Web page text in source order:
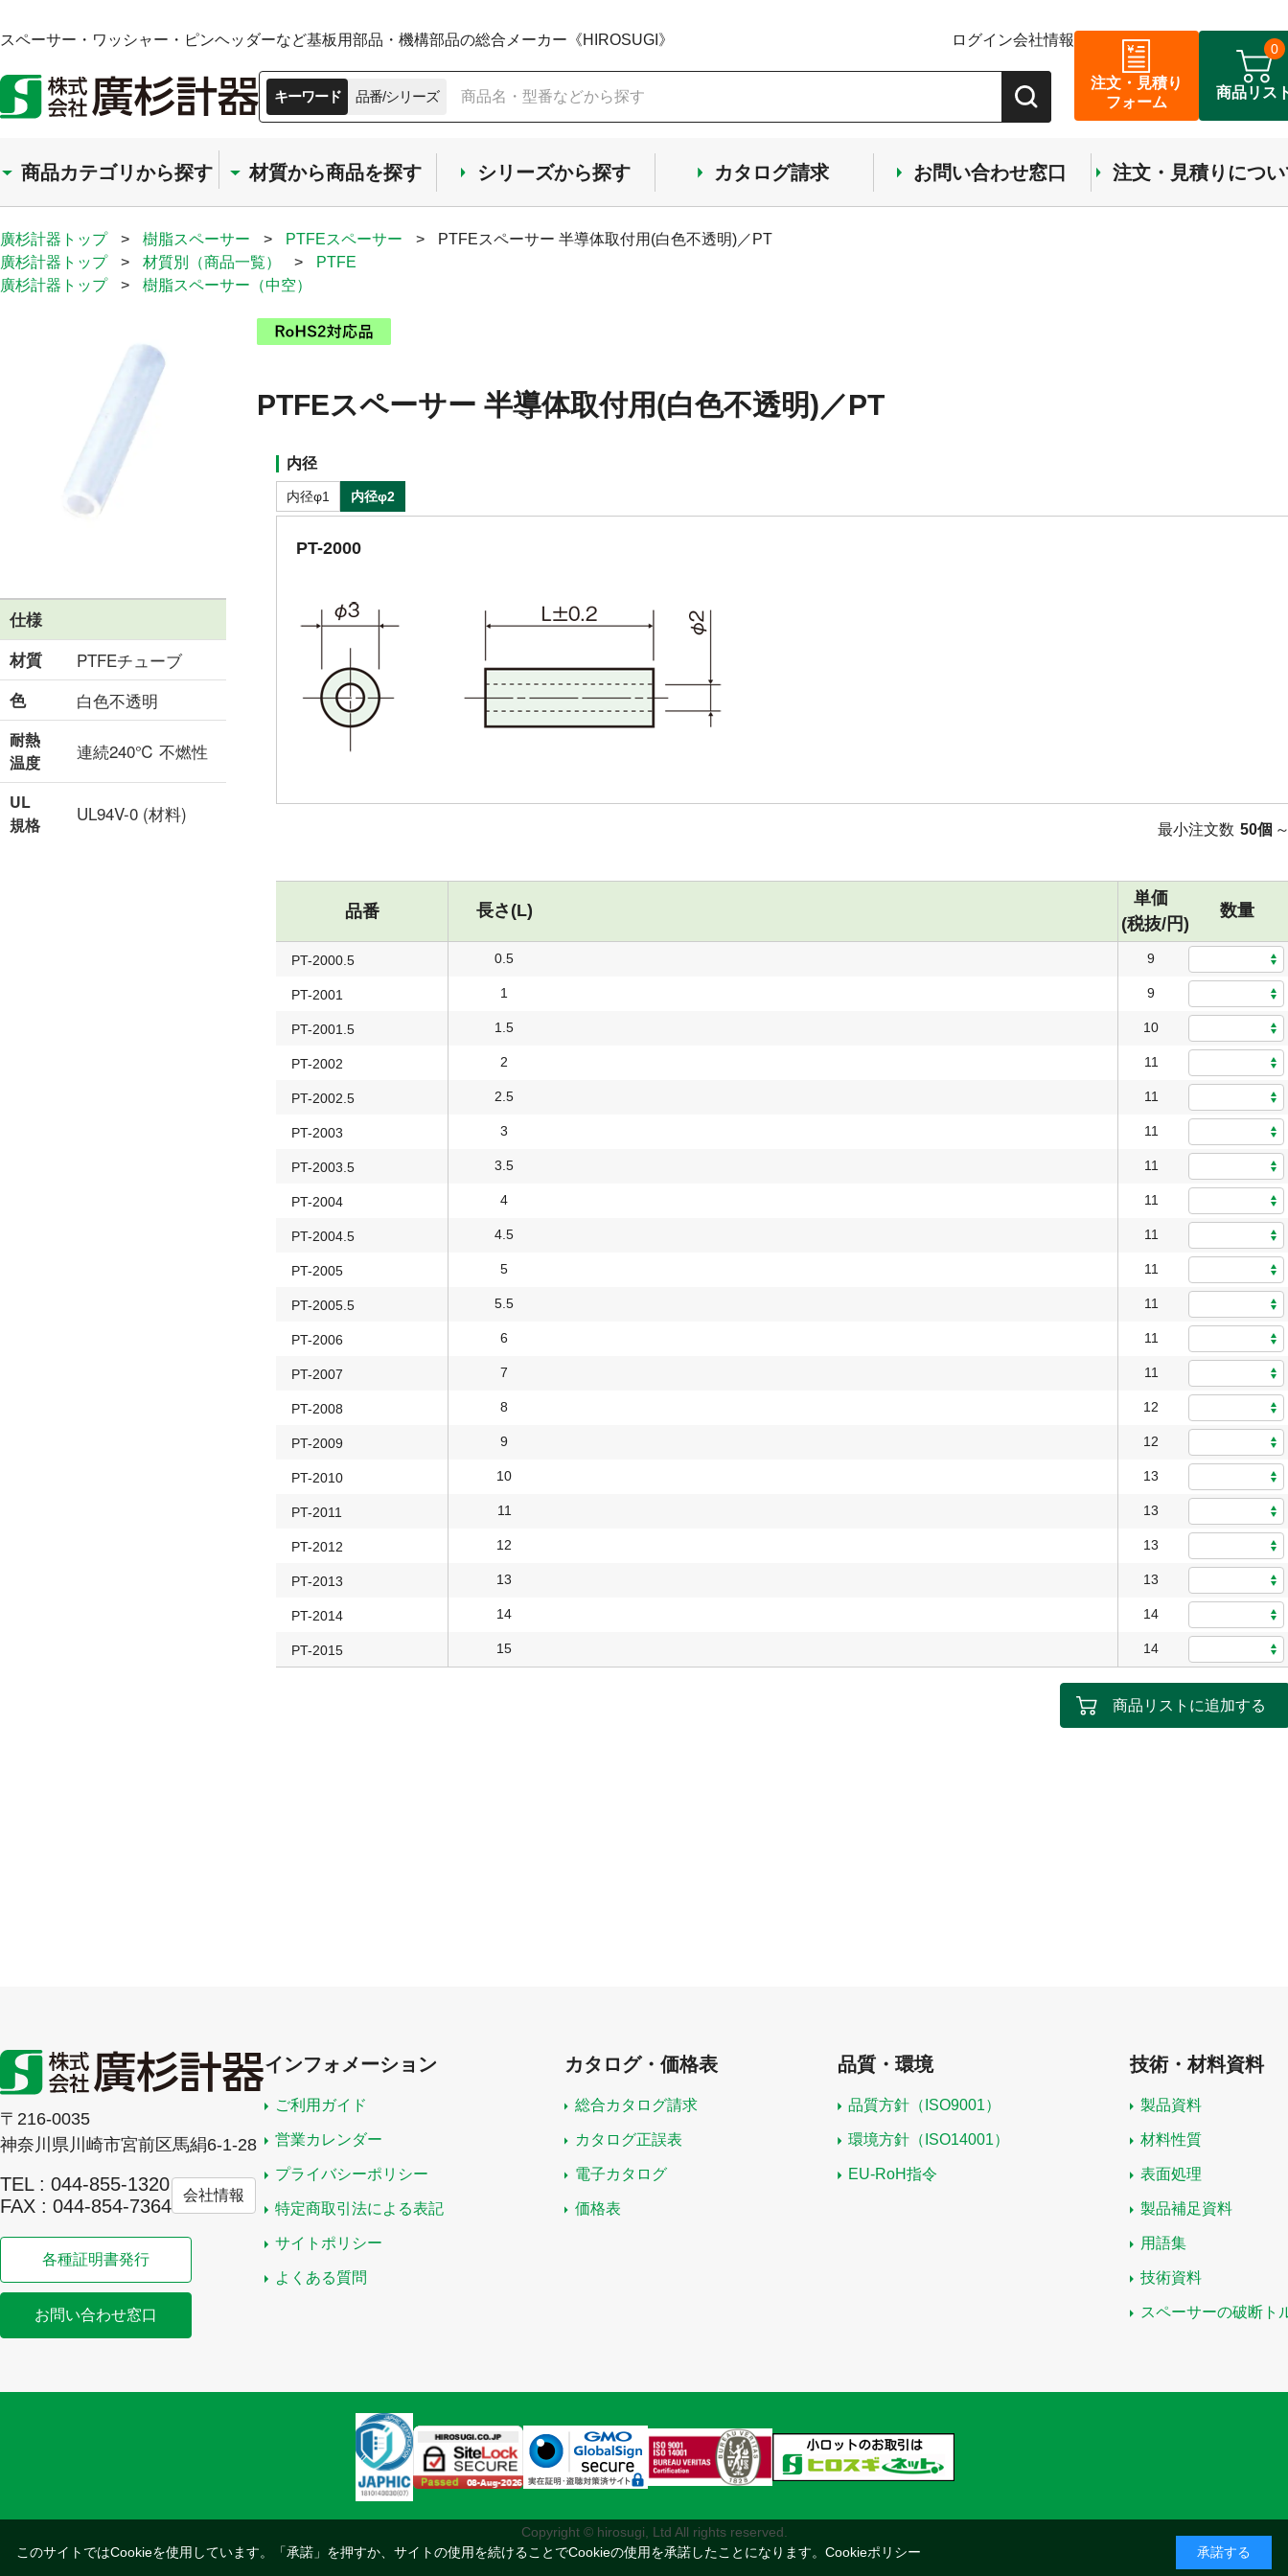
スペーサー・ワッシャー・ピンヘッダーなど基板用部品・機構部品の総合メーカー《HIROSUGI》 ログイン会社情報
キーワード 品番/シリーズ
注文・見積り
フォーム
商品リス
0
商品カテゴリから探す 材質から商品を探す シリーズから探す カタログ請求 お問い合わせ窓口 注文・見積りにつ
廣杉計器トップ > 樹脂スペーサー > PTFEスペーサー >
PTFEスペーサー 半導体取付用(白色不透明)／PT
廣杉計器トップ
> 材質別（商品一覧） >
PTFE
廣杉計器トップ
> 樹脂スペーサー（中空）
仕様
材質
PTFEチューブ
色 白色不透明
耐熱
温度
連続240℃ 不燃性
UL
規格
UL94V-0 (材料)
PTFEスペーサー 半導体取付用(白色不透明)／PT
内径
内径φ1 内径φ2
PT-2000
最小注文数 50個
品番 長さ(L)
単価
(税抜/円)
数量
PT-2000.5 0.5 9
PT-2001 1 9
PT-2001.5 1.5 10
PT-2002 2 11
PT-2002.5 2.5 11
PT-2003 3 11
PT-2003.5 3.5 11
PT-2004 4 11
PT-2004.5 4.5 11
PT-2005 5 11
PT-2005.5 5.5 11
PT-2006 6 11
PT-2007 7 11
PT-2008 8 12
PT-2009 9 12
PT-2010 10 13
PT-2011 11 13
PT-2012 12 13
PT-2013 13 13
PT-2014 14 14
PT-2015 15 14
商品リストに追加する
〒216-0035
神奈川県川崎市宮前区馬絹6-1-28
TEL : 044-855-1320
FAX : 044-854-7364
会社情報
各種証明書発行
お問い合わせ窓口
インフォメーション
ご利用ガイド
営業カレンダー
プライバシーポリシー
特定商取引法による表記
サイトポリシー
よくある質問
カタログ・価格表
総合カタログ請求
カタログ正誤表
電子カタログ
価格表
品質・環境
品質方針（ISO9001）
環境方針（ISO14001）
EU-RoH指令
技術・材料資料
製品資料
材料性質
表面処理
製品補足資料
用語集
技術資料
スペーサーの破断ト
Copyright © hirosugi, Ltd All rights reserved.
このサイトではCookieを使用しています。「承諾」を押すか、サイトの使用を続けることでCookieの使用を承諾したことになります。 Cookieポリシー 承諾する